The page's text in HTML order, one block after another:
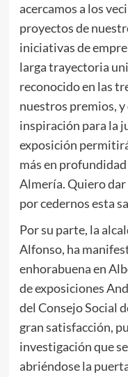
acercamos a los
proyectos de
iniciativas de
larga trayectoria
reconocido en las
nuestros premios, y
inspiración para la
exposición
más en
Almería. Quiero
por cedernos esta
Por su parte, la
Alfonso, ha
enhorabuena en
de exposiciones
del Consejo Social
gran satisfacción,
investigación que
abriéndose la